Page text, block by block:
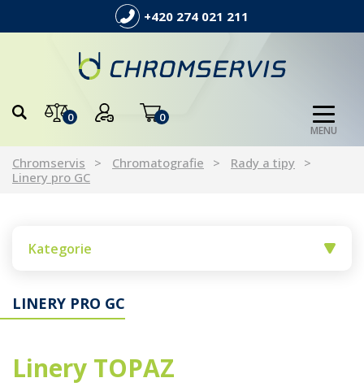
+420 274 021 211
0 0
MENU
Chromservis Chromatografie
Rady a tipy
Linery pro GC
Kategorie
LINERY PRO GC
Linery TOPAZ